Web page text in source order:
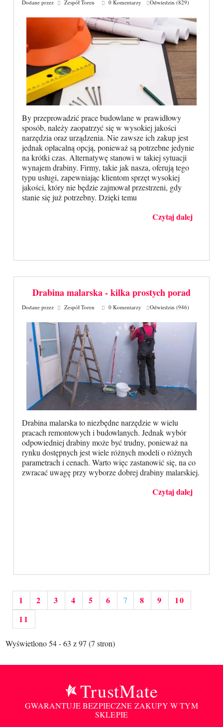
Dodane przez Zespół Toren 0 Komentarzy Odwiedzin (829)
By przeprowadzić prace budowlane w prawidłowy
sposób, należy zaopatrzyć się w wysokiej jakości
narzędzia oraz urządzenia. Nie zawsze ich zakup jest
jednak opłacalną opcją, ponieważ są potrzebne jedynie
na krótki czas. Alternatywę stanowi w takiej sytuacji
wynajem drabiny. Firmy, takie jak nasza, oferują tego
typu usługi, zapewniając klientom sprzęt wysokiej
jakości, który nie będzie zajmował przestrzeni, gdy
stanie się już potrzebny. Dzięki temu
Czytaj dalej
Drabina malarska - kilka prostych porad
Dodane przez Zespół Toren 0 Komentarzy Odwiedzin (946)
Drabina malarska to niezbędne narzędzie w wielu
pracach remontowych i budowlanych. Jednak wybór
odpowiedniej drabiny może być trudny, ponieważ na
rynku dostępnych jest wiele różnych modeli o różnych
parametrach i cenach. Warto więc zastanowić się, na co
zwracać uwagę przy wyborze dobrej drabiny malarskiej.
Czytaj dalej
1 2 3 4 5 6 7 8 9
10
11
Wyświetlono 54 - 63 z 97 (7 stron)
TrustMate
GWARANTUJE BEZPIECZNE ZAKUPY W TYM
SKLEPIE